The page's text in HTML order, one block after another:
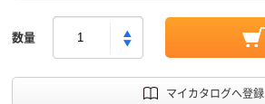
数量
マイカタログへ登録